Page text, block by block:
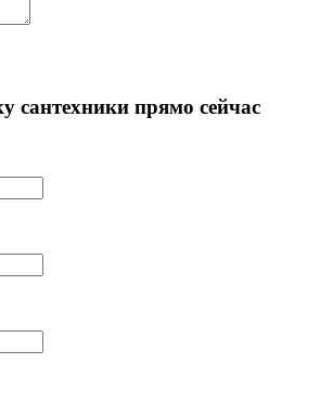
сантехники прямо сейчас